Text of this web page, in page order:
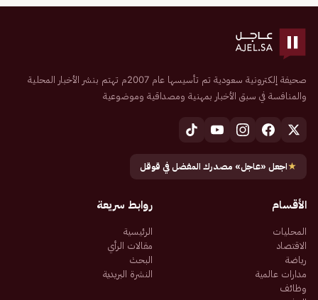
صحيفة إلكترونية سعودية تم تأسيسها عام 2007م تهتم بنشر الأخبار المحلية
والمنافسة في سبق الأخبار بمهنية ومصداقية وموضوعية
★اجعل «عاجل» مصدرك المفضل في قوقل
الأقسام
المحليات
الاقتصاد
رياضة
مدارات عالمية
وظائف
روابط سريعة
الرئيسية
مقالات الرأي
البحث
النشرة البريدية